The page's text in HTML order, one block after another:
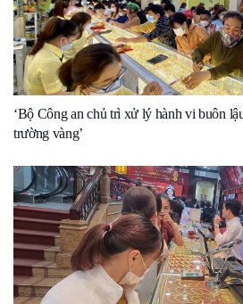
‘Bộ Công an chủ trì xử lý hành vi buôn
trường vàng’